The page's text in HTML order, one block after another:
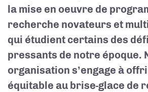
la mise en oeuvre de
recherche novateurs et
qui étudient certains des
pressants de notre époque.
organisation s’engage à
équitable au brise-glace de